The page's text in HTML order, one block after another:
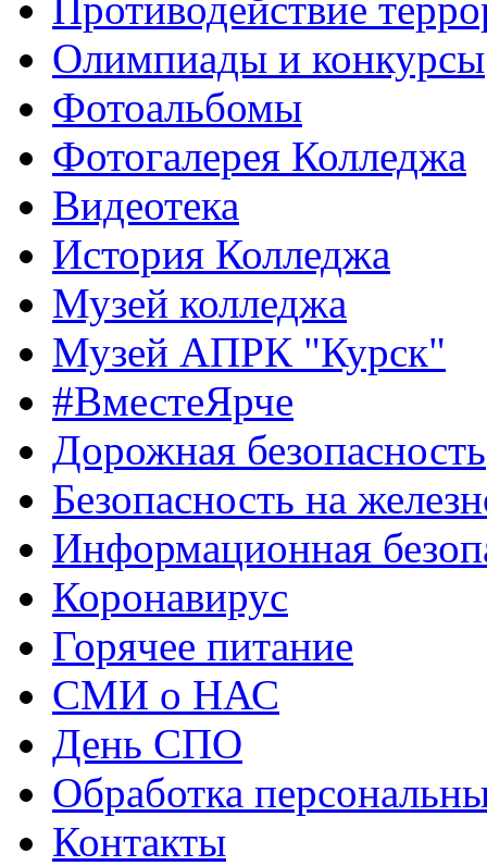
Олимпиады и конкурсы
Фотоальбомы
Фотогалерея Колледжа
Видеотека
История Колледжа
Музей колледжа
Музей АПРК "Курск"
#ВместеЯрче
Дорожная безопасность
Безопасность на
Информационная
Коронавирус
Горячее питание
СМИ о НАС
День СПО
Обработка
Контакты